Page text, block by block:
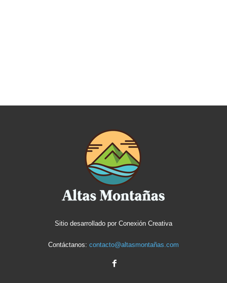
Sitio desarrollado por Conexión Creativa
Contáctanos: contacto@altasmontañas.com